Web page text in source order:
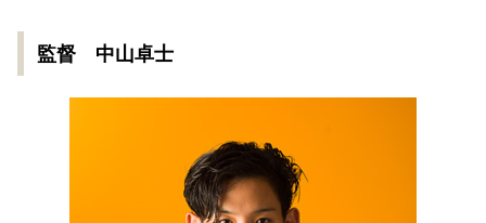
監督 中山卓士